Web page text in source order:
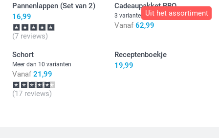
Pannenlappen (Set van 2)
16,99
(7 reviews)
Uit het assortiment
Cadeaupakket BBQ
3 varianten
Vanaf 62,99
Schort
Meer dan 10 varianten
Vanaf 21,99
(17 reviews)
Receptenboekje
19,99